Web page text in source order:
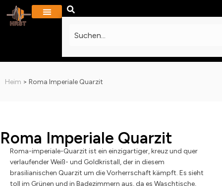
Heim > Roma Imperiale Quarzit
Roma Imperiale Quarzit
Roma-imperiale-Quarzit ist ein einzigartiger, kreuz und quer
verlaufender Weiß- und Goldkristall, der in diesem
brasilianischen Quarzit um die Vorherrschaft kämpft. Es sieht
toll im Grünen und in Badezimmern aus, da es Waschtische,